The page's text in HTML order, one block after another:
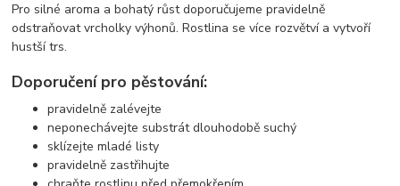
Pro silné aroma a bohatý růst doporučujeme pravidelně
odstraňovat vrcholky výhonů. Rostlina se více rozvětví a vytvoří
hustší trs.
Doporučení pro pěstování:
pravidelně zalévejte
neponechávejte substrát dlouhodobě suchý
sklízejte mladé listy
pravidelně zastřihujte